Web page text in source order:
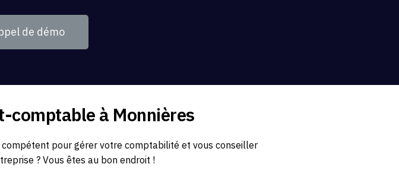
de démo
comptable à Monnières
pour gérer votre comptabilité et vous conseiller
? Vous êtes au bon endroit !